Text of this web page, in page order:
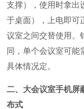
支撑），使用时拿出
于桌面），上电即可
议室之间交替使用。
同，单个会议室可能
具体情况定。
二、大会议室手机
布式